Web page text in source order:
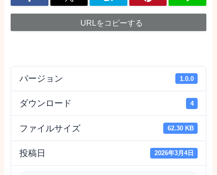
URLをコピーする
バージョン 1.0.0
ダウンロード 4
ファイルサイズ 62.30 KB
投稿日 2026年3月4日